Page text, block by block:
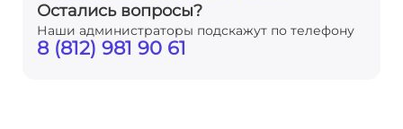
Остались вопросы?
Наши администраторы подскажут по телефону
8 (812) 981 90 61